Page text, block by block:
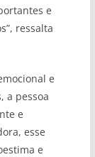
e
ressalta
e
a pessoa
e
esse
e